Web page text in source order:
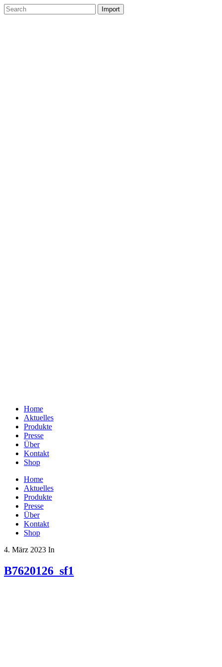
Home
Aktuelles
Produkte
Presse
Über
Kontakt
Shop
Home
Aktuelles
Produkte
Presse
Über
Kontakt
Shop
4. März 2023 In
B7620126_sf1